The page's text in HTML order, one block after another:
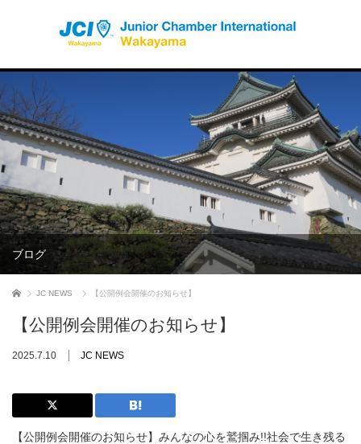
ブログ
ホーム JC NEWS 【公開例会開催のお知らせ】
【公開例会開催のお知らせ】
2025.7.10 JC NEWS
【公開例会開催のお知らせ】みんなの心を鷲掴み!!社会で生き残る